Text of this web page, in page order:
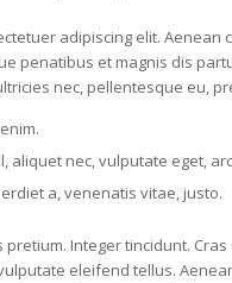
adipiscing elit. Aenean
penatibus et magnis dis
nec, pellentesque eu,
aliquet nec, vulputate eget,
a, venenatis vitae, justo.
Integer tincidunt.
eleifend tellus.